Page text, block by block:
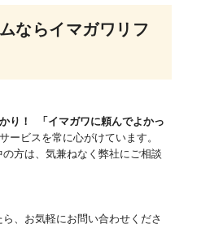
ならイマガワリフ
り！
「イマガワに頼んでよかっ
ービスを常に心がけています。
方は、気兼ねなく弊社にご相談
、お気軽にお問い合わせくださ